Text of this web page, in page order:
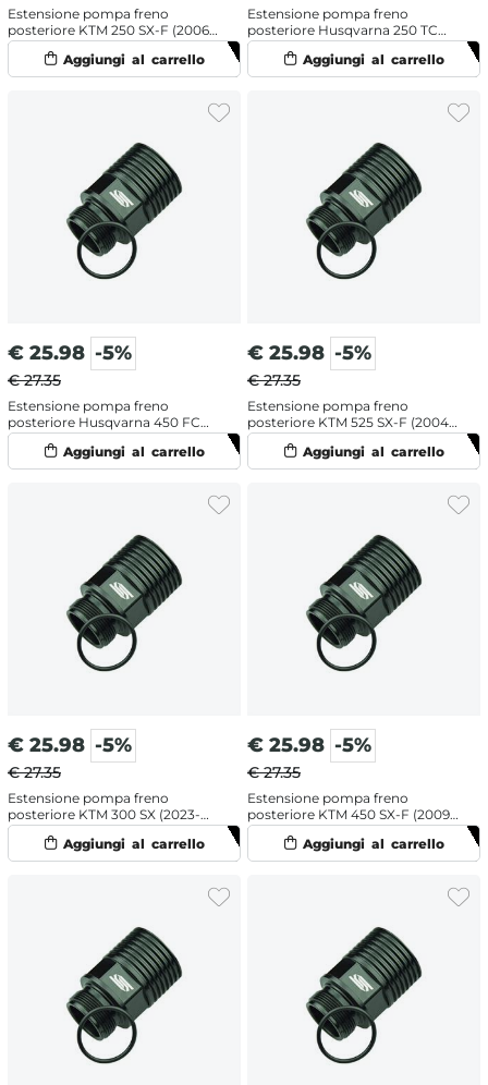
Estensione pompa freno
posteriore KTM 250 SX-F (2006-
2026)
Estensione pompa freno
posteriore Husqvarna 250 TC
(2014-2017)
€ 25.98 -5%
€ 27.35
Estensione pompa freno
posteriore Husqvarna 450 FC
(2019-2026)
€ 25.98 -5%
€ 27.35
Estensione pompa freno
posteriore KTM 525 SX-F (2004-
2007)
€ 25.98 -5%
€ 27.35
Estensione pompa freno
posteriore KTM 300 SX (2023-
2026)
€ 25.98 -5%
€ 27.35
Estensione pompa freno
posteriore KTM 450 SX-F (2009-
2026)